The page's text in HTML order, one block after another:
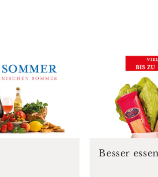
Besser